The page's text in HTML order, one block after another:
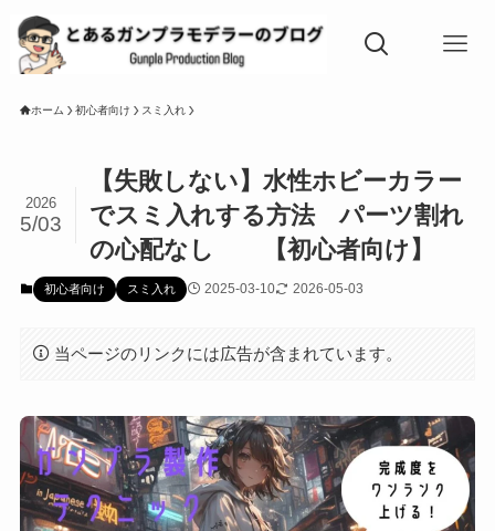
ホーム 初心者向け スミ入れ
【失敗しない】水性ホビーカラー
でスミ入れする方法 パーツ割れ
の心配なし 【初心者向け】
2026
5/03
初心者向け スミ入れ 2025-03-10 2026-05-03
当ページのリンクには広告が含まれています。